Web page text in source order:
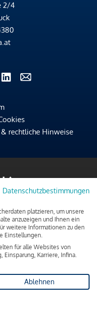
2/4
rechtliche Hinweise
Datenschutzbestimmungen
platzieren, um unsere
anzuzeigen und Ihnen ein
weitere Informationen zu den
Einstellungen.
für alle Websites von
Einsparung, Karriere, Infina.
Ablehnen